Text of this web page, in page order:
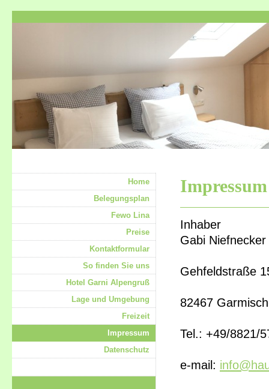
Impressum
Inhaber
Gabi Niefnecker
Gehfeldstraße
82467
Tel.: +49/8821/
e-mail:
Home
Belegungsplan
Fewo Lina
Preise
Kontaktformular
So finden Sie uns
Hotel Garni Alpengruß
Lage und Umgebung
Freizeit
Impressum
Datenschutz